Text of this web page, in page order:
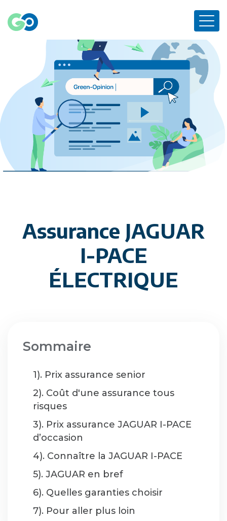
Assurance JAGUAR
I-PACE
ÉLECTRIQUE
Sommaire
1). Prix assurance senior
2). Coût d'une assurance tous
risques
3). Prix assurance JAGUAR I-PACE
d’occasion
4). Connaître la JAGUAR I-PACE
5). JAGUAR en bref
6). Quelles garanties choisir
7). Pour aller plus loin